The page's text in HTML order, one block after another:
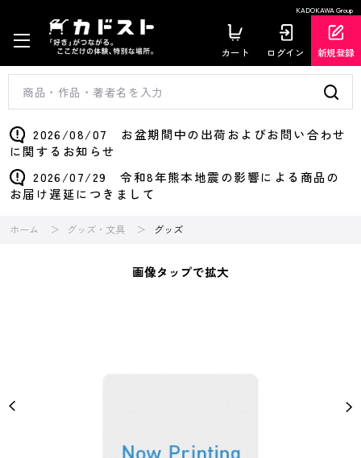
KADOKAWA Group
カート ログイン 新規登録
2026/08/07 お盆期間中の出荷およびお問い合わせ
に関するお知らせ
2026/07/29 令和8年熊本地震の影響による商品の
お届け遅延につきまして
ホーム グッズ・文具 グッズ
画像タップで拡大